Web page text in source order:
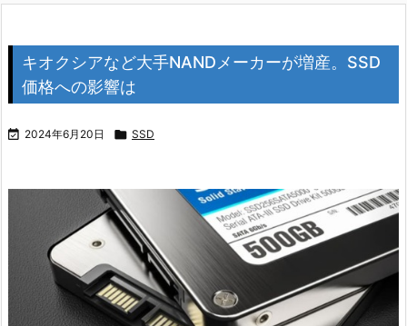
キオクシアなど大手NANDメーカーが増産。SSD
価格への影響は
 2024年6月20日  SSD